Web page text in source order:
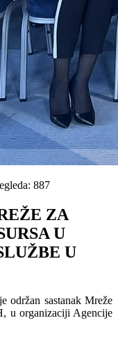
887
ZA
U
U
održan sastanak Mreže
u organizaciji Agencije